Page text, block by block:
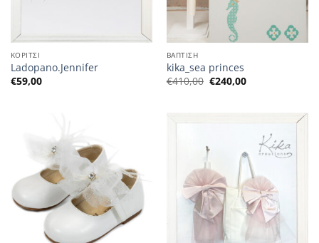
ΚΟΡΙΤΣΙ
Ladopano.Jennifer
€59,00
ΒΑΠΤΙΣΗ
kika_sea princes
€410,00 Η
αρχική
€240,00Η
τρέχουσα